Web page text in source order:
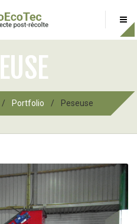
/ Portfolio / Peseuse